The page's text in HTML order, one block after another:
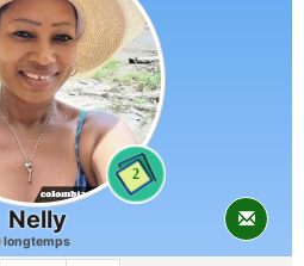
2
Nelly
longtemps